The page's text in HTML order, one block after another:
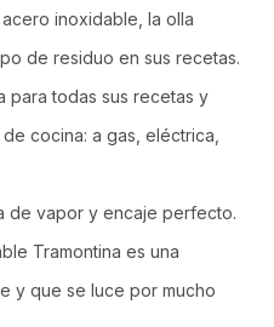
inoxidable, la olla
de residuo en sus recetas.
para todas sus recetas y
cocina: a gas, eléctrica,
de vapor y encaje perfecto.
Tramontina es una
y que se luce por mucho